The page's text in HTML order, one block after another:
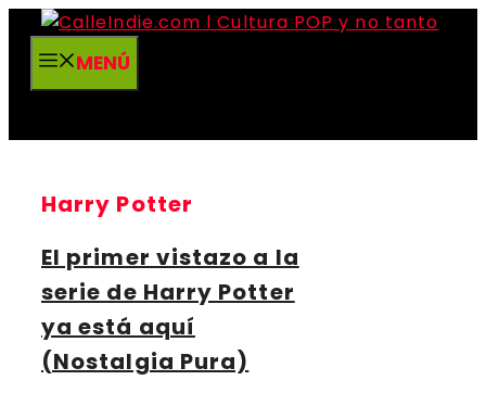
Saltar
contenidoMENÚ
Harry Potter
El primer vistazo a la
serie de Harry Potter
ya está aquí
(Nostalgia Pura)